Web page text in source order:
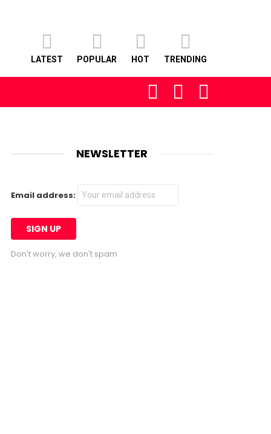
LATEST POPULAR HOT TRENDING
FOLLOW SEARCH
NEWSLETTER
Email address:
Don't worry, we don't spam